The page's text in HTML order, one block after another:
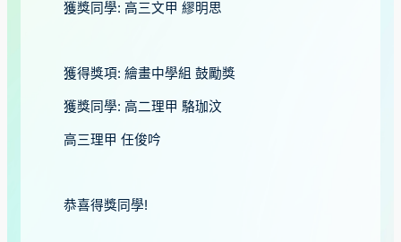
獲獎同學: 高三文甲 繆明思
獲得獎項: 繪畫中學組 鼓勵獎
獲獎同學: 高二理甲 駱珈汶
高三理甲 任俊吟
恭喜得獎同學!